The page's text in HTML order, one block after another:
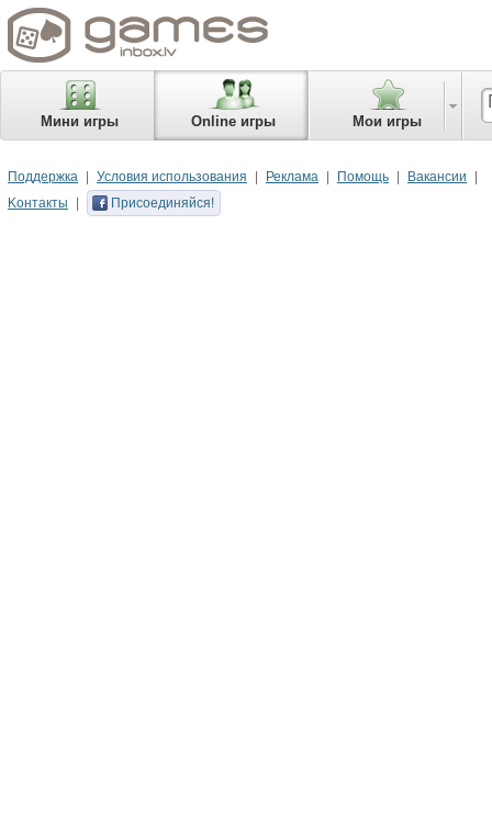
Мини игры Online игры Мои игры
Поддержка Условия использования Реклама Помощь
Вакансии
Kонтакты
Присоединяйся!